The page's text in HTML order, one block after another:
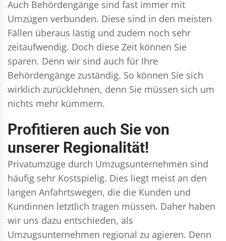
Auch Behördengänge sind fast immer mit
Umzügen verbunden. Diese sind in den meisten
Fällen überaus lästig und zudem noch sehr
zeitaufwendig. Doch diese Zeit können Sie
sparen. Denn wir sind auch für Ihre
Behördengänge zuständig. So können Sie sich
wirklich zurücklehnen, denn Sie müssen sich um
nichts mehr kümmern.
Profitieren auch Sie von
unserer Regionalität!
Privatumzüge durch Umzugsunternehmen sind
häufig sehr Kostspielig. Dies liegt meist an den
langen Anfahrtswegen, die die Kunden und
Kundinnen letztlich tragen müssen. Daher haben
wir uns dazu entschieden, als
Umzugsunternehmen regional zu agieren. Denn